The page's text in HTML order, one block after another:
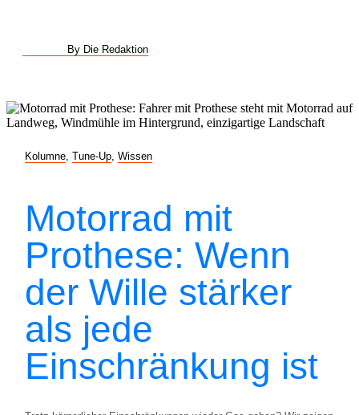
By Die Redaktion
Kolumne Tune-Up Wissen
Motorrad mit
Prothese: Wenn
der Wille stärker
als jede
Einschränkung ist